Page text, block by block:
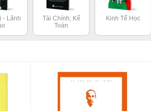
- Lãnh
Tài Chính, Kế
Toán
Kinh Tế Học